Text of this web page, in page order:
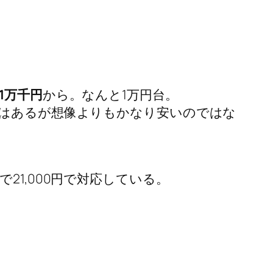
1万千円から。なんと1万円台。
あるが想像よりもかなり安いのではな
円で対応している。